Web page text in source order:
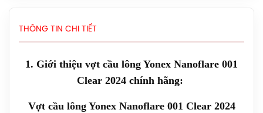
THÔNG TIN CHI TIẾT
1. Giới thiệu vợt cầu lông Yonex Nanoflare 001
Clear 2024 chính hãng:
Vợt cầu lông Yonex Nanoflare 001 Clear 2024
Giày Asics Court Hunter FF Women
(1072A112.104) Chính Hãng
Giày Asics UPCOURT 6 Women
1.269.000đ